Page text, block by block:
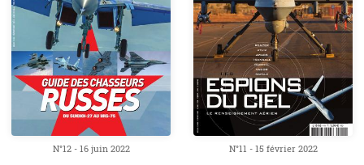
N°12 - 16 juin 2022 N°11 - 15 février 2022